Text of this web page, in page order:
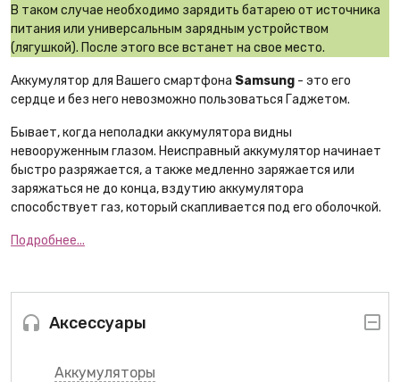
Аксессуары
Аккумуляторы
В таком случае необходимо зарядить батарею от источника
питания или универсальным зарядным устройством
(лягушкой). После этого все встанет на свое место.
Аккумулятор для Вашего смартфона Samsung - это его
сердце и без него невозможно пользоваться Гаджетом.
Бывает, когда неполадки аккумулятора видны
невооруженным глазом. Неисправный аккумулятор начинает
быстро разряжается, а также медленно заряжается или
заряжаться не до конца, вздутию аккумулятора
способствует газ, который скапливается под его оболочкой.
Подробнее...